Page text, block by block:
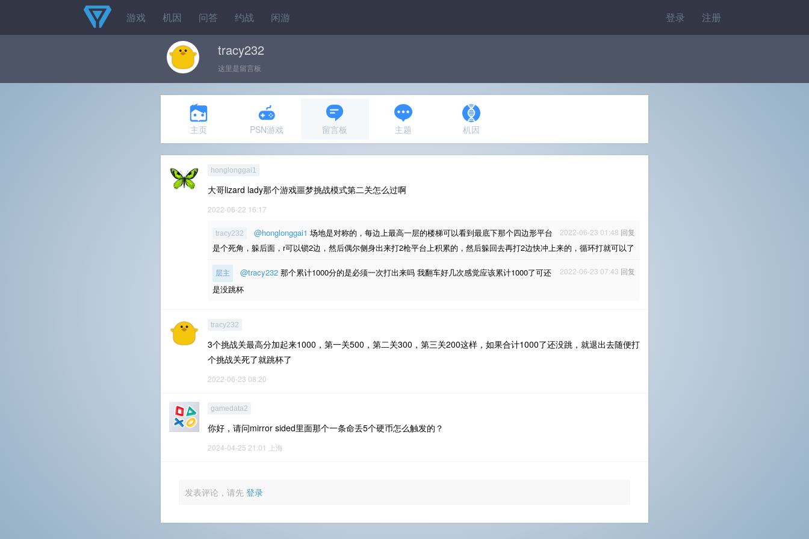
登录 注册
游戏 机因 问答 约战 闲游
tracy232
这里是留言板
主页 PSN游戏 留言板 主题 机因
honglonggai1
大哥lizard lady那个游戏噩梦挑战模式第二关怎么过啊
2022-06-22 16:17
2022-06-23 01:48 回复
tracy232 @honglonggai1 场地是对称的，每边上最高一层的楼梯可以看到最底下那个四边形平台
是个死角，躲后面，r可以锁2边，然后偶尔侧身出来打2枪平台上积累的，然后躲回去再打2边快冲上来的，循环打就可以了
2022-06-23 07:43 回复
层主 @tracy232 那个累计1000分的是必须一次打出来吗 我翻车好几次感觉应该累计1000了可还
是没跳杯
tracy232
3个挑战关最高分加起来1000，第一关500，第二关300，第三关200这样，如果合计1000了还没跳，就退出去随便打
个挑战关死了就跳杯了
2022-06-23 08:20
gamedata2
你好，请问mirror sided里面那个一条命丢5个硬币怎么触发的？
2024-04-25 21:01 上海
发表评论，请先 登录